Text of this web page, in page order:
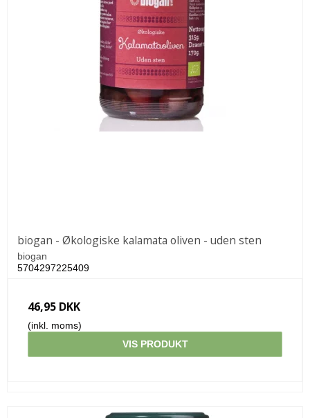
biogan - Økologiske kalamata oliven - uden sten
biogan
5704297225409
46,95 DKK
(inkl. moms)
VIS PRODUKT